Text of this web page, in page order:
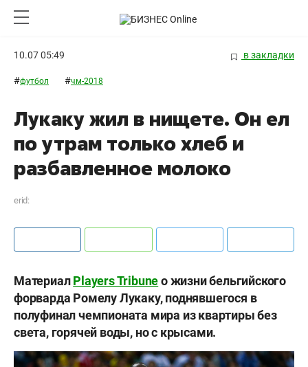
10.07 05:49 в закладки
#футбол #чм-2018
Лукаку жил в нищете. Он ел
по утрам только хлеб и
разбавленное молоко
erid:
МатериалPlayers Tribuneо жизни бельгийского
форварда Ромелу Лукаку, поднявшегося в
полуфинал чемпионата мира из квартиры без
света, горячей воды, но с крысами.